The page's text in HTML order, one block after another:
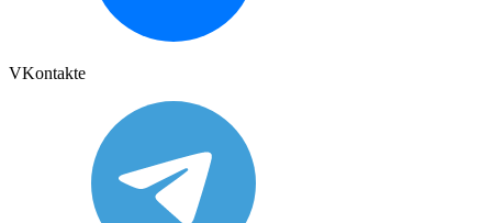
VKontakte